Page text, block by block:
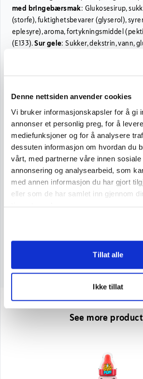
Denne nettsiden anvender cookies
Vi bruker informasjonskapsler for å gi
annonser et personlig preg, for å
mediefunksjoner og for å analysere
dessuten informasjon om hvordan du
vårt, med partnerne våre innen sosiale
annonsering og analysearbeid, som
med annen informasjon du har gjort
eller som de har samlet inn gjennom
Tillat alle
Ikke tillat
med bringebærsmak: Glukosesirup,
(storfe), fuktighetsbevarer (glyserol),
eplesyre), aroma, fortykningsmiddel
(E133).Sur gele: Sukker, dekstrin, vann,
(eplesyre), fortykningsmiddel (gummi
surhetsregulerende middel
Nutritional Information
Nutritional Information per 100 g
Net Weight: 57 g
Energy
1519 kJ/358
Fat
0,8 g
Saturated Fatty Acids
0,3 g
Protein
3,6 g
0,03 g
See more